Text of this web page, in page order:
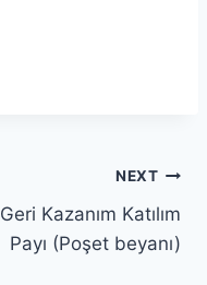
NEXT
Geri Kazanım Katılım
Payı (Poşet beyanı)